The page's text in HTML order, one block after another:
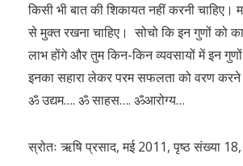
किसी भी बात की शिकायत नहीं करनी चाहिए।
से मुक्त रखना चाहिए। सोचो कि इन गुणों को
लाभ होंगे और तुम किन-किन व्यवसायों में इन
इनका सहारा लेकर परम सफलता को वरण
ॐ उद्यम…. ॐ साहस…. ॐआरोग्य…
स्रोतः ऋषि प्रसाद, मई 2011, पृष्ठ संख्या